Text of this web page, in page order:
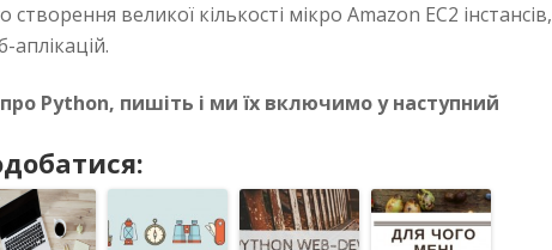
великої кількості мікро Amazon EC2 інстансів,
Python, пишіть і ми їх включимо у наступний